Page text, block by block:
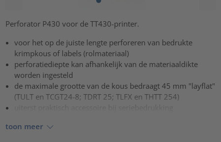
Perforator P430 voor de TT430-printer.
voor het op de juiste lengte perforeren van bedrukte
krimpkous of labels (rolmateriaal)
perforatiediepte kan afhankelijk van de materiaaldikte
worden ingesteld
de maximale grootte van de kous bedraagt 45 mm "layflat"
(TULT en TCGT24-8; TDRT 25; TLFX en THTT 254)
toon meer